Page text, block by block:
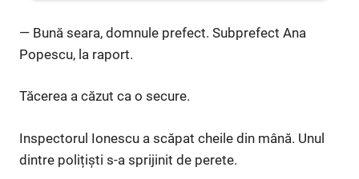
— Bună seara, domnule prefect. Subprefect Ana
Popescu, la raport.
Tăcerea a căzut ca o secure.
Inspectorul Ionescu a scăpat cheile din mână. Unul
dintre polițiști s-a sprijinit de perete.